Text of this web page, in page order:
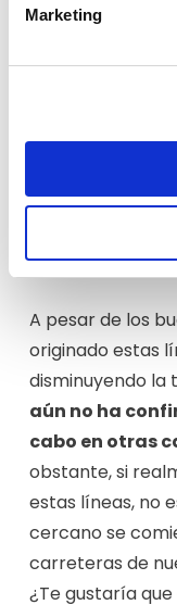
Marketing
únicamente dos
cuales se
concretamente
son carreteras
distancia y en
lo que puede
confianza en el
velocidad
A pesar de los
originado estas
disminuyendo la
aún no ha
cabo en otras
obstante, si
estas líneas, no
cercano se
carreteras de
¿Te gustaría